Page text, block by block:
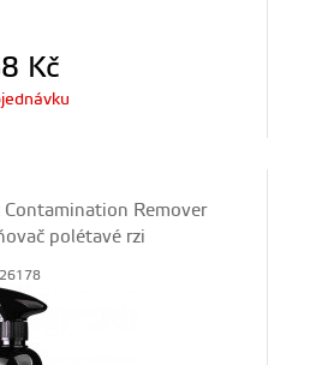
Kč
Remover
polétavé rzi